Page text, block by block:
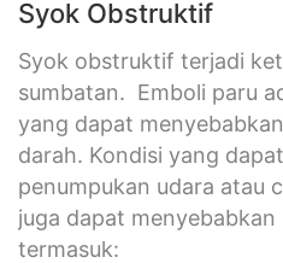
Syok Obstruktif
Syok obstruktif terjadi
sumbatan. Emboli paru
yang dapat
darah. Kondisi yang
penumpukan udara atau
juga dapat
termasuk: